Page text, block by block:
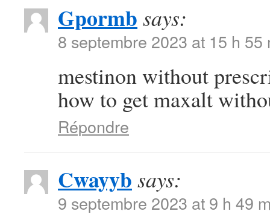
Gpormb says:
8 septembre 2023 at 15 h 55
mestinon without
how to get maxalt
Répondre
Cwayyb says:
9 septembre 2023 at 9 h 49